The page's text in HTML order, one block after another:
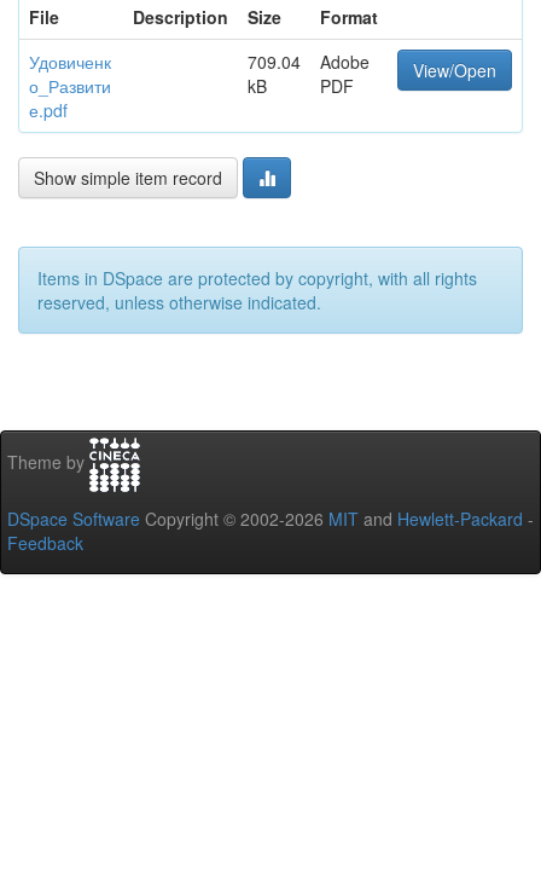
File
Description Size
Format
Удовиченк
о_Развити
е.pdf
709.04
kB
Adobe
PDF
View/Open
Show simple item record
Items in DSpace are protected by copyright, with all rights
reserved, unless otherwise indicated.
Theme by
DSpace Software Copyright © 2002-2026 MIT and Hewlett-Packard -
Feedback